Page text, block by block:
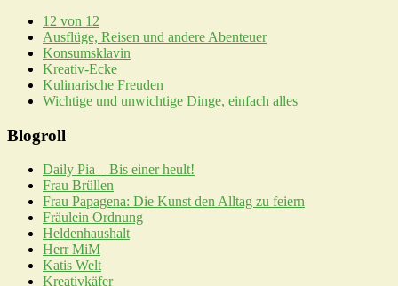
12 von 12
Ausflüge, Reisen und andere Abenteuer
Konsumsklavin
Kreativ-Ecke
Kulinarische Freuden
Wichtige und unwichtige Dinge, einfach alles
Blogroll
Daily Pia – Bis einer heult!
Frau Brüllen
Frau Papagena: Die Kunst den Alltag zu feiern
Fräulein Ordnung
Heldenhaushalt
Herr MiM
Katis Welt
Kreativkäfer